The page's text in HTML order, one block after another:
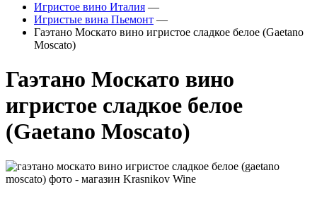
Игристое вино Италия —
Игристые вина Пьемонт —
Гаэтано Москато вино игристое сладкое белое (Gaetano
Moscato)
Гаэтано Москато вино
игристое сладкое белое
(Gaetano Moscato)